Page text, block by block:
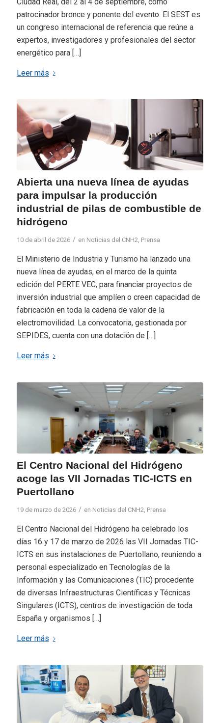
patrocinador bronce y ponente del evento. El SEST es
un congreso internacional de referencia que reúne a
expertos, investigadores y profesionales del sector
energético para […]
Leer más
Abierta una nueva línea de ayudas
para impulsar la producción
industrial de pilas de combustible de
hidrógeno
10 de abril de 2026 / en Noticias del CNH2 Prensa
El Ministerio de Industria y Turismo ha lanzado una
nueva línea de ayudas, en el marco de la quinta
edición del PERTE VEC, para financiar proyectos de
inversión industrial que amplíen o creen capacidad de
fabricación en toda la cadena de valor de la
electromovilidad. La convocatoria, gestionada por
SEPIDES, cuenta con una dotación de […]
Leer más
El Centro Nacional del Hidrógeno
acoge las VII Jornadas TIC-ICTS en
Puertollano
19 de marzo de 2026 / en Noticias del CNH2 Prensa
El Centro Nacional del Hidrógeno ha celebrado los
días 16 y 17 de marzo de 2026 las VII Jornadas TIC-
ICTS en sus instalaciones de Puertollano, reuniendo a
personal especializado en Tecnologías de la
Información y las Comunicaciones (TIC) procedente
de diversas Infraestructuras Científicas y Técnicas
Singulares (ICTS), centros de investigación de toda
España y organismos […]
Leer más